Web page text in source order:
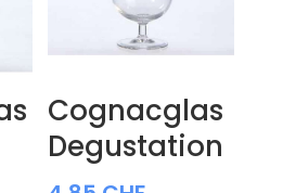
Cognacglas
Degustation